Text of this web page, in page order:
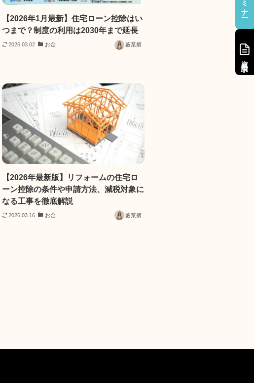
【2026年1月最新】住宅ローン控除はい
つまで？制度の利用は2030年まで延長
2026.03.02 お金 薮菜摘
【2026年最新版】リフォームの住宅ロ
ーン控除の条件や申請方法、減税対象に
なる工事を徹底解説
2026.03.16 お金 薮菜摘